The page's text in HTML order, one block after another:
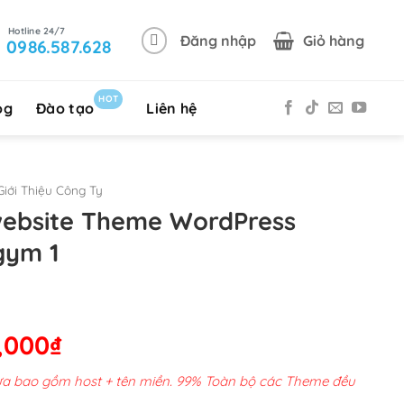
0986.587.628 Đăng nhập Giỏ hàng
Đào tạo
HOT
Liên hệ
Thiệu Công Ty
Theme WordPress
1
₫Giá
hiện
tại
bao gồm host + tên miền. 99% Toàn bộ các Theme đều